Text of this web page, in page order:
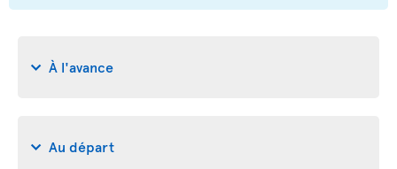
À l'avance
Au départ